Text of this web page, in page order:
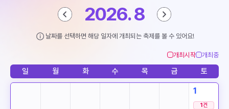
2026. 8
날짜를 선택하면 해당 일자에 개최되는 축제를 볼 수 있어요!
개최시작 개최중
일 월 화 수 목 금 토
1
1건